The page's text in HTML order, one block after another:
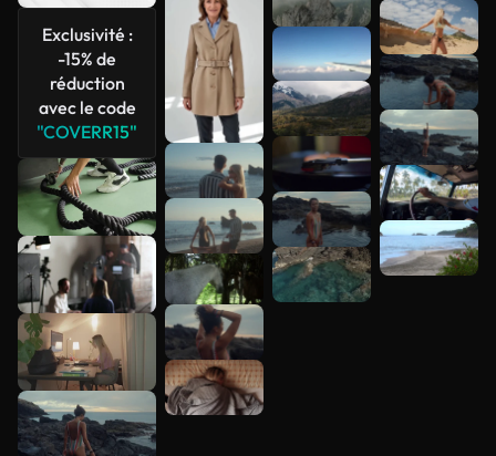
Exclusivité :
-15% de
réduction
avec le code
"COVERR15"